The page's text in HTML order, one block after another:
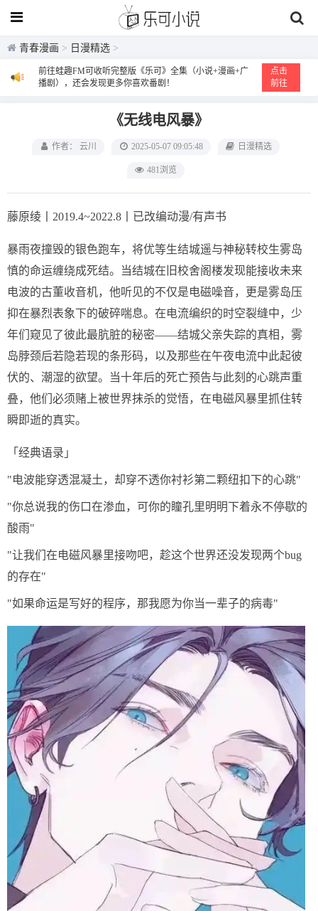
青春漫画 > 日漫精选 >
前往蛙趣FM可收听完整版《乐可》全集（小说+漫画+广
播剧），还会发现更多你喜欢番剧！
点击
前往
《无线电风暴》‌
作者： 云川 2025-05-07 09:05:48 日漫精选
481浏览
藤原绫丨2019.4~2022.8丨已改编动漫/有声书
暴雨夜撞毁的银色跑车，将优等生结城遥与神秘转校生雾岛
慎的命运缠绕成死结。当结城在旧校舍阁楼发现能接收未来
电波的古董收音机，他听见的不仅是电磁噪音，更是雾岛压
抑在暴烈表象下的破碎喘息。在电流编织的时空裂缝中，少
年们窥见了彼此最肮脏的秘密——结城父亲失踪的真相，雾
岛脖颈后若隐若现的条形码，以及那些在午夜电流中此起彼
伏的、潮湿的欲望。当十年后的死亡预告与此刻的心跳声重
叠，他们必须赌上被世界抹杀的觉悟，在电磁风暴里抓住转
瞬即逝的真实。
「经典语录」
"电波能穿透混凝土，却穿不透你衬衫第二颗纽扣下的心跳"
"你总说我的伤口在渗血，可你的瞳孔里明明下着永不停歇的
酸雨"
"让我们在电磁风暴里接吻吧，趁这个世界还没发现两个bug
的存在"
"如果命运是写好的程序，那我愿为你当一辈子的病毒"